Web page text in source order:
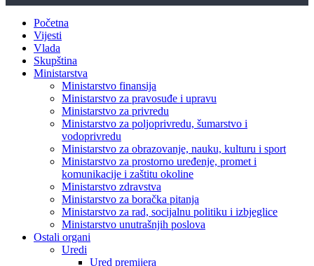
Početna
Vijesti
Vlada
Skupština
Ministarstva
Ministarstvo finansija
Ministarstvo za pravosuđe i upravu
Ministarstvo za privredu
Ministarstvo za poljoprivredu, šumarstvo i
vodoprivredu
Ministarstvo za obrazovanje, nauku, kulturu i sport
Ministarstvo za prostorno uređenje, promet i
komunikacije i zaštitu okoline
Ministarstvo zdravstva
Ministarstvo za boračka pitanja
Ministarstvo za rad, socijalnu politiku i izbjeglice
Ministarstvo unutrašnjih poslova
Ostali organi
Uredi
Ured premijera